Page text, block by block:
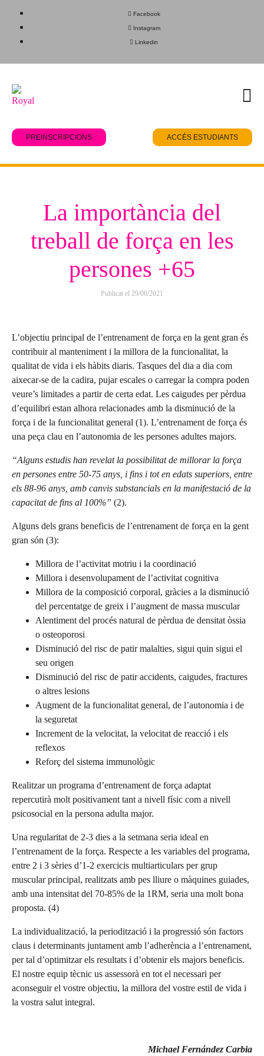
Facebook
Instagram
Linkedin
PREINSCRIPCIONS ACCÉS ESTUDIANTS
La importància del
treball de força en les
persones +65
Publicat el 29/06/2021
L’objectiu principal de l’entrenament de força en la gent gran és
contribuir al manteniment i la millora de la funcionalitat, la
qualitat de vida i els hàbits diaris. Tasques del dia a dia com
aixecar-se de la cadira, pujar escales o carregar la compra poden
veure’s limitades a partir de certa edat. Les caigudes per pèrdua
d’equilibri estan alhora relacionades amb la disminució de la
força i de la funcionalitat general (1). L’entrenament de força és
una peça clau en l’autonomia de les persones adultes majors.
“Alguns estudis han revelat la possibilitat de millorar la força
en persones entre 50-75 anys, i fins i tot en edats superiors, entre
els 88-96 anys, amb canvis substancials en la manifestació de la
capacitat de fins al 100%” (2).
Alguns dels grans beneficis de l’entrenament de força en la gent
gran són (3):
Millora de l’activitat motriu i la coordinació
Millora i desenvolupament de l’activitat cognitiva
Millora de la composició corporal, gràcies a la disminució
del percentatge de greix i l’augment de massa muscular
Alentiment del procés natural de pèrdua de densitat òssia
o osteoporosi
Disminució del risc de patir malalties, sigui quin sigui el
seu origen
Disminució del risc de patir accidents, caigudes, fractures
o altres lesions
Augment de la funcionalitat general, de l’autonomia i de
la seguretat
Increment de la velocitat, la velocitat de reacció i els
reflexos
Reforç del sistema immunològic
Realitzar un programa d’entrenament de força adaptat
repercutirà molt positivament tant a nivell físic com a nivell
psicosocial en la persona adulta major.
Una regularitat de 2-3 dies a la setmana seria ideal en
l’entrenament de la força. Respecte a les variables del programa,
entre 2 i 3 sèries d’1-2 exercicis multiarticulars per grup
muscular principal, realitzats amb pes lliure o màquines guiades,
amb una intensitat del 70-85% de la 1RM, seria una molt bona
proposta. (4)
La individualització, la periodització i la progressió són factors
claus i determinants juntament amb l’adherència a l’entrenament,
per tal d’optimitzar els resultats i d’obtenir els majors beneficis.
El nostre equip tècnic us assessorà en tot el necessari per
aconseguir el vostre objectiu, la millora del vostre estil de vida i
la vostra salut integral.
Michael Fernández Carbia